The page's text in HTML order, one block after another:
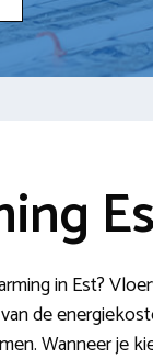
in Est?
de
Wanneer